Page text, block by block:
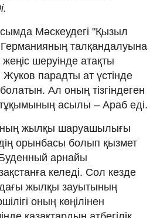
Мәскеудегі "Қызыл
талқандалуына
шеруінде атақты
парадты ат үстінде
Ал оның тізгіндеген
асылы – Араб еді.
жылқы шаруашылығы
орынбасы болып қызмет
арнайы
келеді. Сол кезде
жылқы зауытының
оның көңілінен